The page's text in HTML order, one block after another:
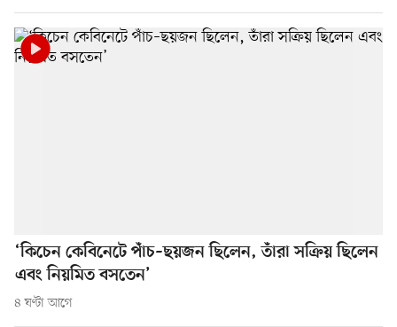
‘কিচেন কেবিনেটে পাঁচ–ছয়জন ছিলেন, তাঁরা সক্রিয় ছিলেন
এবং নিয়মিত বসতেন’
৪ ঘণ্টা আগে